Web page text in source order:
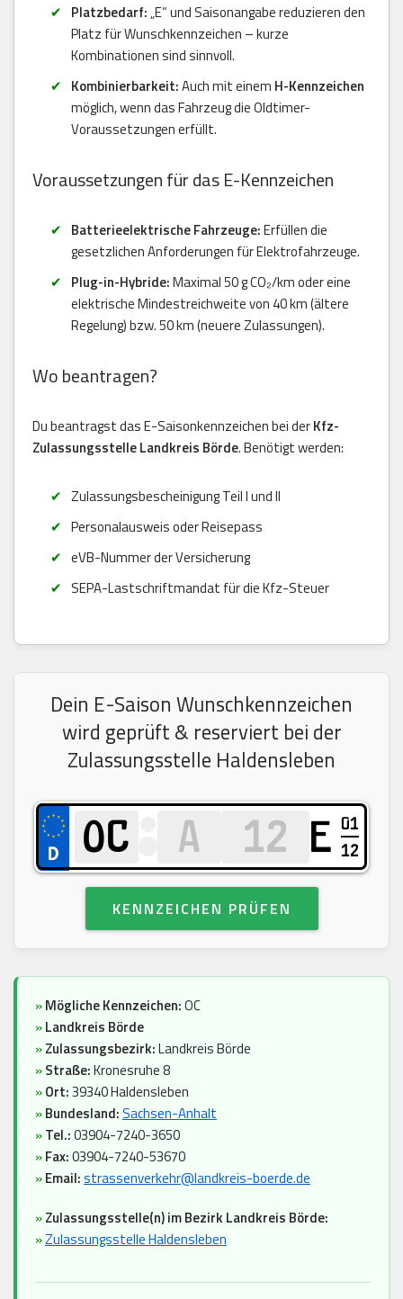
Platzbedarf:„E“ und Saisonangabe reduzieren den
Platz für Wunschkennzeichen – kurze
Kombinationen sind sinnvoll.
Kombinierbarkeit:Auch mit einem H-Kennzeichen
möglich, wenn das Fahrzeug die Oldtimer-
Voraussetzungen erfüllt.
Voraussetzungen für das E-Kennzeichen
Batterieelektrische Fahrzeuge:Erfüllen die
gesetzlichen Anforderungen für Elektrofahrzeuge.
Plug-in-Hybride:Maximal 50 g CO₂/km oder eine
elektrische Mindestreichweite von 40 km (ältere
Regelung) bzw. 50 km (neuere Zulassungen).
Wo beantragen?
Du beantragst das E-Saisonkennzeichen bei derKfz-
Zulassungsstelle Landkreis Börde. Benötigt werden:
Zulassungsbescheinigung Teil I und II
Personalausweis oder Reisepass
eVB-Nummer der Versicherung
SEPA-Lastschriftmandat für die Kfz-Steuer
Dein E-Saison Wunschkennzeichen
wird geprüft & reserviert bei der
Zulassungsstelle Haldensleben
E 01
12
KENNZEICHEN PRÜFEN
»Mögliche Kennzeichen:OC
»Landkreis Börde
»Zulassungsbezirk:Landkreis Börde
»Straße:Kronesruhe 8
»Ort:39340 Haldensleben
»Bundesland:Sachsen-Anhalt
»Tel.:03904-7240-3650
»Fax:03904-7240-53670
»Email:strassenverkehr@landkreis-boerde.de
»Zulassungsstelle(n) im Bezirk Landkreis Börde:
»Zulassungsstelle Haldensleben